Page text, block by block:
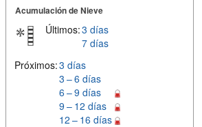
Acumulación de Nieve
Últimos:3 días
7 días
Próximos:3 días
3 – 6 días
6 – 9 días
9 – 12 días
12 – 16 días